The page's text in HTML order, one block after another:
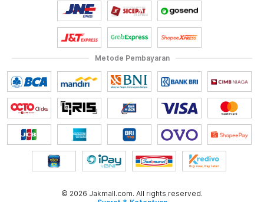
Metode Pembayaran
© 2026 Jakmall.com. All rights reserved.